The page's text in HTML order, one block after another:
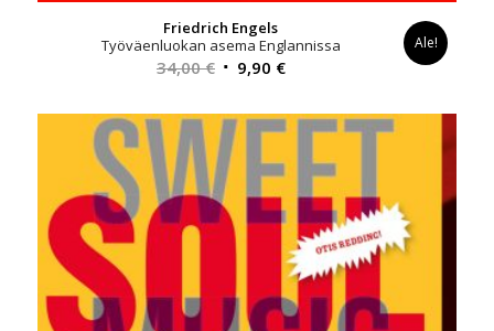
Friedrich Engels
Työväenluokan asema Englannissa
34,00€ Alkuperäinen
oli:
34,00 €.
9,90 €Nykyinen
on:
Ale!